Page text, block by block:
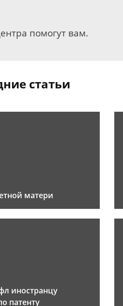
помогут вам.
статьи
матери
иностранцу
патенту